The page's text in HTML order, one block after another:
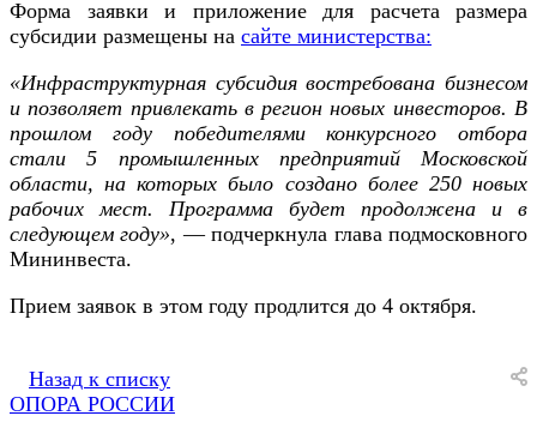
Форма заявки и приложение для расчета размера
субсидии размещены на сайте министерства:
«Инфраструктурная субсидия востребована бизнесом
и позволяет привлекать в регион новых инвесторов. В
прошлом году победителями конкурсного отбора
стали 5 промышленных предприятий Московской
области, на которых было создано более 250 новых
рабочих мест. Программа будет продолжена и в
следующем году», — подчеркнула глава подмосковного
Мининвеста.
Прием заявок в этом году продлится до 4 октября.
Назад к списку
ОПОРА РОССИИ